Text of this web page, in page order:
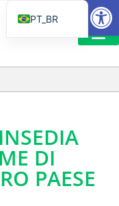
DI
PAESE
PT_BR
IT